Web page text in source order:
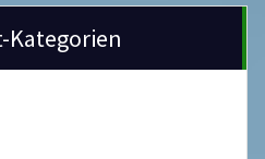
Kategorien